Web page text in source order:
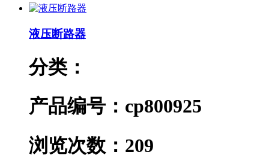
液压断路器
分类：
产品编号：cp800925
浏览次数：209